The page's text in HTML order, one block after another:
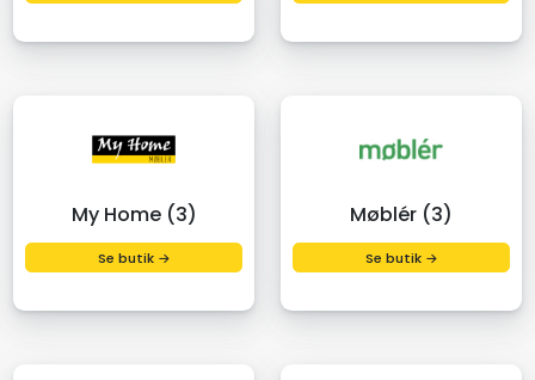
My Home (3)
Se butik →
Møblér (3)
Se butik →